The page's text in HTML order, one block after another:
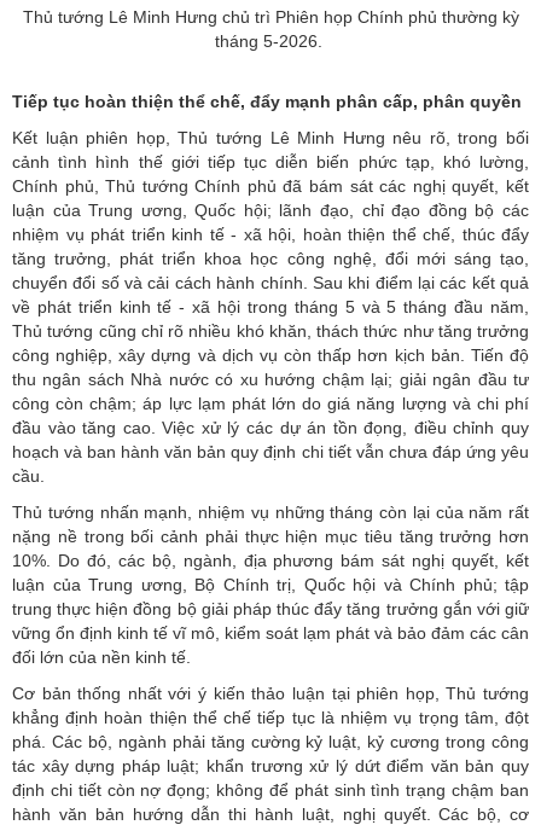
Thủ tướng Lê Minh Hưng chủ trì Phiên họp Chính phủ thường kỳ
tháng 5-2026.
Tiếp tục hoàn thiện thể chế, đẩy mạnh phân cấp, phân quyền
Kết luận phiên họp,Thủ tướng Lê Minh Hưng nêu rõ, trong bối
cảnh tình hình thế giới tiếp tục diễn biến phức tạp, khó lường,
Chính phủ, Thủ tướng Chính phủ đã bám sát các nghị quyết, kết
luận của Trung ương, Quốc hội; lãnh đạo, chỉ đạo đồng bộ các
nhiệm vụ phát triển kinh tế - xã hội, hoàn thiện thể chế, thúc đẩy
tăng trưởng, phát triển khoa học công nghệ, đổi mới sáng tạo,
chuyển đổi số và cải cách hành chính. Sau khi điểm lại các kết quả
về phát triển kinh tế - xã hội trong tháng 5 và 5 tháng đầu năm,
Thủ tướng cũng chỉ rõ nhiều khó khăn, thách thức như tăng trưởng
công nghiệp, xây dựng và dịch vụ còn thấp hơn kịch bản. Tiến độ
thu ngân sách Nhà nước có xu hướng chậm lại; giải ngân đầu tư
công còn chậm; áp lực lạm phát lớn do giá năng lượng và chi phí
đầu vào tăng cao. Việc xử lý các dự án tồn đọng, điều chỉnh quy
hoạch và ban hành văn bản quy định chi tiết vẫn chưa đáp ứng yêu
cầu.
Thủ tướng nhấn mạnh, nhiệm vụ những tháng còn lại của năm rất
nặng nề trong bối cảnh phải thực hiện mục tiêu tăng trưởng hơn
10%. Do đó, các bộ, ngành, địa phương bám sát nghị quyết, kết
luận của Trung ương, Bộ Chính trị, Quốc hội và Chính phủ; tập
trung thực hiện đồng bộ giải pháp thúc đẩy tăng trưởng gắn với giữ
vững ổn định kinh tế vĩ mô, kiểm soát lạm phát và bảo đảm các cân
đối lớn của nền kinh tế.
Cơ bản thống nhất với ý kiến thảo luận tại phiên họp, Thủ tướng
khẳng định hoàn thiện thể chế tiếp tục là nhiệm vụ trọng tâm, đột
phá. Các bộ, ngành phải tăng cường kỷ luật, kỷ cương trong công
tác xây dựng pháp luật; khẩn trương xử lý dứt điểm văn bản quy
định chi tiết còn nợ đọng; không để phát sinh tình trạng chậm ban
hành văn bản hướng dẫn thi hành luật, nghị quyết. Các bộ, cơ